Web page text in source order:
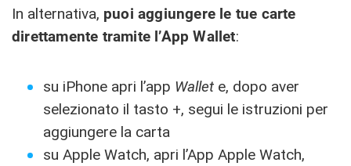
In alternativa, puoi aggiungere le tue carte
direttamente tramite l’App Wallet:
su iPhone apri l’app Wallet e, dopo aver
selezionato il tasto +, segui le istruzioni per
aggiungere la carta
su Apple Watch, apri l’App Apple Watch,